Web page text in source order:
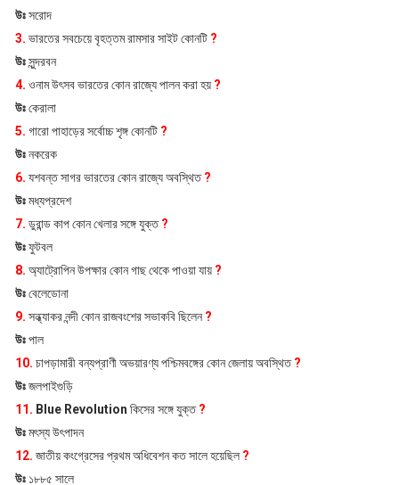
উঃসরোদ
3. ভারতের সবচেয়ে বৃহত্তম রামসার সাইট কোনটি ?
উঃসুন্দরবন
4. ওনাম উৎসব ভারতের কোন রাজ্যে পালন করা হয় ?
উঃকেরালা
5. গারো পাহাড়ের সর্বোচ্চ শৃঙ্গ কোনটি ?
উঃনকরেক
6. যশবন্ত সাগর ভারতের কোন রাজ্যে অবস্থিত?
উঃমধ্যপ্রদেশ
7. ডুরান্ড কাপ কোন খেলার সঙ্গে যুক্ত?
উঃফুটবল
8. অ্যাট্রোপিন উপক্ষার কোন গাছ থেকে পাওয়া যায় ?
উঃবেলেডোনা
9. সন্ধ্যাকর নন্দী কোন রাজবংশের সভাকবি ছিলেন?
উঃপাল
10. চাপড়ামারী বন্যপ্রাণী অভয়ারণ্য পশ্চিমবঙ্গের কোন জেলায় অবস্থিত?
উঃজলপাইগুড়ি
11. Blue Revolution কিসের সঙ্গে যুক্ত?
উঃমৎস্য উৎপাদন
12. জাতীয় কংগ্রেসের প্রথম অধিবেশন কত সালে হয়েছিল ?
উঃ১৮৮৫ সালে